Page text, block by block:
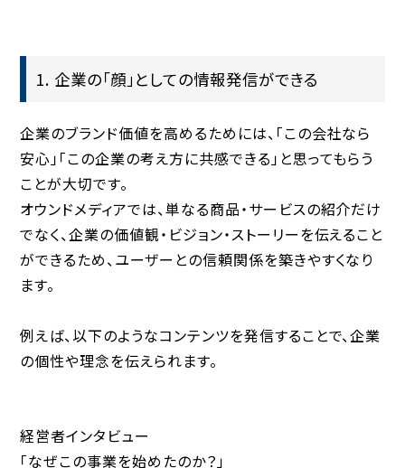
1. 企業の「顔」としての情報発信ができる
企業のブランド価値を高めるためには、「この会社なら
安心」「この企業の考え方に共感できる」と思ってもらう
ことが大切です。
オウンドメディアでは、単なる商品・サービスの紹介だけ
でなく、企業の価値観・ビジョン・ストーリーを伝えること
ができるため、ユーザーとの信頼関係を築きやすくなり
ます。
例えば、以下のようなコンテンツを発信することで、企業
の個性や理念を伝えられます。
経営者インタビュー
「なぜこの事業を始めたのか？」